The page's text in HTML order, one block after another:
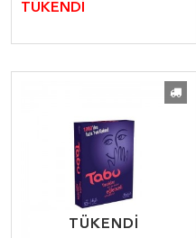
TÜKENDİ
TÜKENDİ
TÜKENDİ